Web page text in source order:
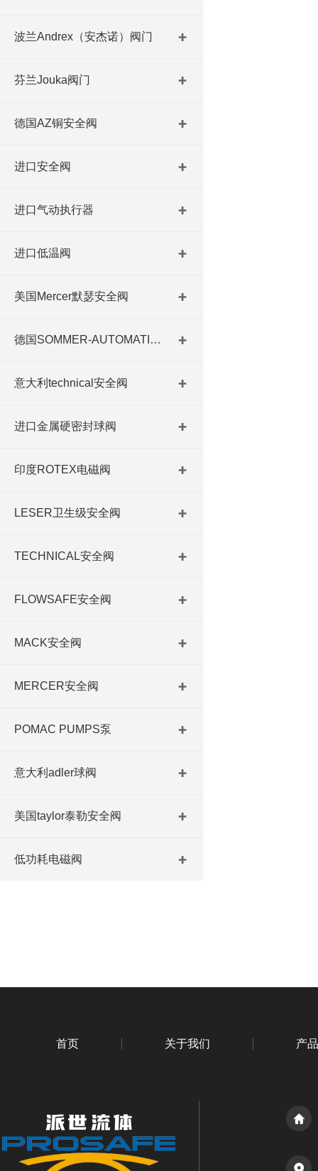
波兰Andrex（安杰诺）阀门
芬兰Jouka阀门
德国AZ铜安全阀
进口安全阀
进口气动执行器
进口低温阀
美国Mercer默瑟安全阀
德国SOMMER-AUTOMATIC 平行抓手 德国夹盘 德国进口夹盘
意大利technical安全阀
进口金属硬密封球阀
印度ROTEX电磁阀
LESER卫生级安全阀
TECHNICAL安全阀
FLOWSAFE安全阀
MACK安全阀
MERCER安全阀
POMAC PUMPS泵
意大利adler球阀
美国taylor泰勒安全阀
低功耗电磁阀
首页 关于我们 产